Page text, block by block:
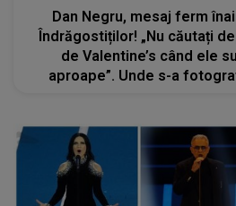
Dan Negru, mesaj ferm
Îndrăgostiților! „Nu căutați
de Valentine’s când ele
aproape”. Unde s-a